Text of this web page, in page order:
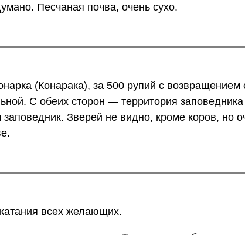
Песчаная почва, очень сухо.
(Конарака), за 500 рупий с возвращением
С обеих сторон — территория заповедника
Зверей не видно, кроме коров, но
всех желающих.